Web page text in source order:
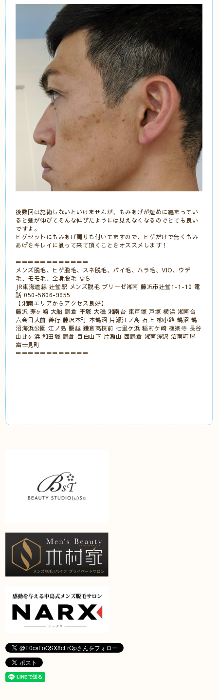
後数回は施術しないといけませんが、もみあげが短めに纏まってい
ると髪が伸びてそんな伸びたようには見えなくなるのでとても良い
ですよ。
ヒゲセットにもみあげ周りも付いてますので、ヒゲだけで無くもみ
あげをキレイに剃って来て頂くことをオススメします！
＝＝＝＝＝＝＝＝＝＝＝＝
メンズ脱毛、ヒゲ脱毛、スネ脱毛、パイ毛、ハラ毛、VIO、ウデ
毛、モモ毛、全身脱毛 なら
JR東海道線 辻堂駅 メンズ脱毛 ブリーゼ湘南 藤沢市辻堂1-1-10 電
話 050-5806-9955
【湘南エリアからアクセス良好】
藤沢 茅ヶ崎 大船 鎌倉 平塚 大磯 湘南台 東戸塚 戸塚 横浜 湘南台
六会日大前 善行 藤沢本町 本鵠沼 片瀬江ノ島 石上 柳小路 鵠沼 鵠
沼海浜公園 江ノ島 腰越 鎌倉高校前 七里ケ浜 稲村ケ崎 極楽寺 長谷
由比ヶ浜 和田塚 鎌倉 目白山下 片瀬山 西鎌倉 湘南深沢 沼南町屋
富士見町
＝＝＝＝＝＝＝＝＝＝＝＝